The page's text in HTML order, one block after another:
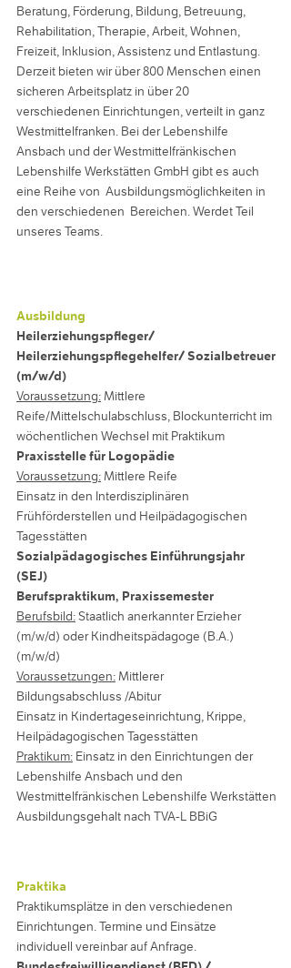
Beratung, Förderung, Bildung, Betreuung,
Rehabilitation, Therapie, Arbeit, Wohnen,
Freizeit, Inklusion, Assistenz und Entlastung.
Derzeit bieten wir über 800 Menschen einen
sicheren Arbeitsplatz in über 20
verschiedenen Einrichtungen, verteilt in ganz
Westmittelfranken. Bei der Lebenshilfe
Ansbach und der Westmittelfränkischen
Lebenshilfe Werkstätten GmbH gibt es auch
eine Reihe von Ausbildungsmöglichkeiten in
den verschiedenen Bereichen. Werdet Teil
unseres Teams.
Ausbildung
Heilerziehungspfleger/
Heilerziehungspflegehelfer/ Sozialbetreuer
(m/w/d)
Voraussetzung: Mittlere
Reife/Mittelschulabschluss, Blockunterricht im
wöchentlichen Wechsel mit Praktikum
Praxisstelle für Logopädie
Voraussetzung: Mittlere Reife
Einsatz in den Interdisziplinären
Frühförderstellen und Heilpädagogischen
Tagesstätten
Sozialpädagogisches Einführungsjahr
(SEJ)
Berufspraktikum, Praxissemester
Berufsbild:Staatlich anerkannter Erzieher
(m/w/d) oder Kindheitspädagoge (B.A.)
(m/w/d)
Voraussetzungen: Mittlerer
Bildungsabschluss /Abitur
Einsatz in Kindertageseinrichtung, Krippe,
Heilpädagogischen Tagesstätten
Praktikum: Einsatz in den Einrichtungen der
Lebenshilfe Ansbach und den
Westmittelfränkischen Lebenshilfe Werkstätten
Ausbildungsgehalt nach TVA-L BBiG
Praktika
Praktikumsplätze in den verschiedenen
Einrichtungen. Termine und Einsätze
individuell vereinbar auf Anfrage.